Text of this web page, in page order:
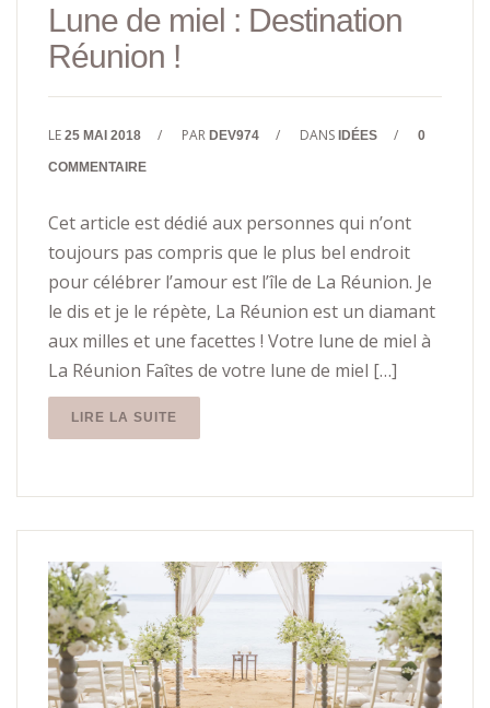
Lune de miel : Destination
Réunion !
LE 25 MAI 2018 / PAR DEV974 / DANS IDÉES / 0
COMMENTAIRE
Cet article est dédié aux personnes qui n’ont
toujours pas compris que le plus bel endroit
pour célébrer l’amour est l’île de La Réunion. Je
le dis et je le répète, La Réunion est un diamant
aux milles et une facettes ! Votre lune de miel à
La Réunion Faîtes de votre lune de miel […]
LIRE LA SUITE